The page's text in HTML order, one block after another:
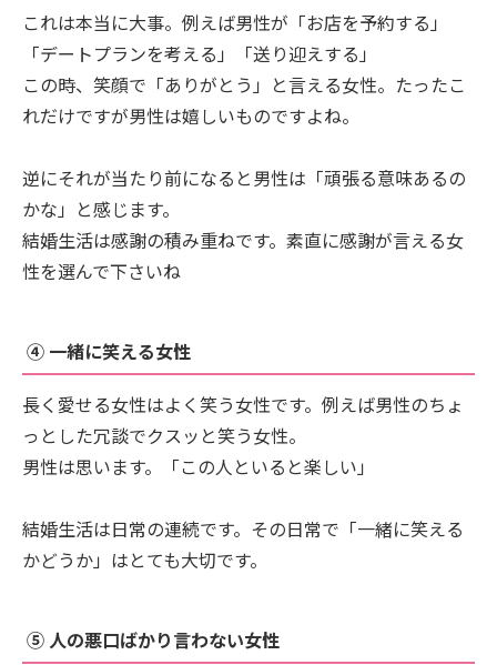
これは本当に大事。例えば男性が「お店を予約する」
「デートプランを考える」「送り迎えする」
この時、笑顔で「ありがとう」と言える女性。たったこ
れだけですが男性は嬉しいものですよね。
逆にそれが当たり前になると男性は「頑張る意味あるの
かな」と感じます。
結婚生活は感謝の積み重ねです。素直に感謝が言える女
性を選んで下さいね
④ 一緒に笑える女性
長く愛せる女性はよく笑う女性です。例えば男性のちょ
っとした冗談でクスッと笑う女性。
男性は思います。「この人といると楽しい」
結婚生活は日常の連続です。その日常で「一緒に笑える
かどうか」はとても大切です。
⑤ 人の悪口ばかり言わない女性